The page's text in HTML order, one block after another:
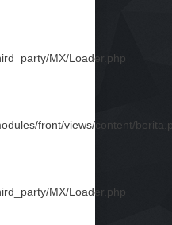
MX/Loader.php
front/views/content/
MX/Loader.php